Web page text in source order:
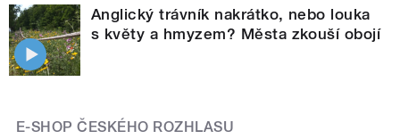
Anglický trávník nakrátko, nebo louka
s květy a hmyzem? Města zkouší obojí
E-SHOP ČESKÉHO ROZHLASU